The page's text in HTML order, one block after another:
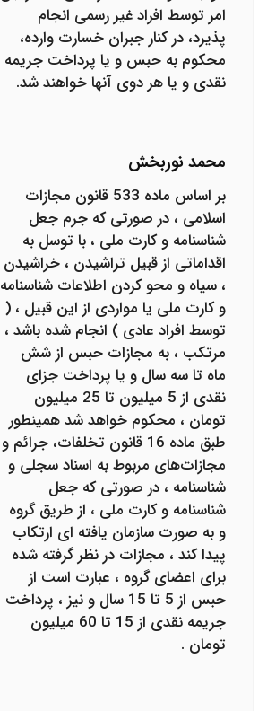
امر توسط افراد غیر رسمی انجام
پذیرد، در کنار جبران خسارت وارده،
محکوم به حبس و یا پرداخت جریمه
نقدی و یا هر دوی آنها خواهند شد.
محمد نوربخش
بر اساس ماده 533 قانون مجازات
اسلامی ، در صورتی که جرم جعل
شناسنامه و کارت ملی ، با توسل به
اقداماتی از قبیل تراشیدن ، خراشیدن
، سیاه و محو کردن اطلاعات شناسنامه
و کارت ملی یا مواردی از این قبیل ، (
توسط افراد عادی ) انجام شده باشد ،
مرتکب ، به مجازات حبس از شش
ماه تا سه سال و یا پرداخت جزای
نقدی از 5 میلیون تا 25 میلیون
تومان ، محکوم خواهد شد همینطور
طبق ماده 16 قانون تخلفات، جرائم و
مجازات‌های مربوط به اسناد سجلی و
شناسنامه ، در صورتی که جعل
شناسنامه و کارت ملی ، از طریق گروه
و به صورت سازمان یافته ای ارتکاب
پیدا کند ، مجازات در نظر گرفته شده
برای اعضای گروه ، عبارت است از
حبس از 5 تا 15 سال و نیز ، پرداخت
جریمه نقدی از 15 تا 60 میلیون
تومان .